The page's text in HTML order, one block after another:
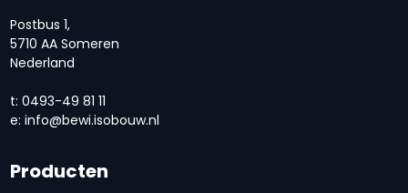
Postbus 1,
5710 AA Someren
Nederland
t: 0493-49 81 11
e: info@bewi.isobouw.nl
Producten